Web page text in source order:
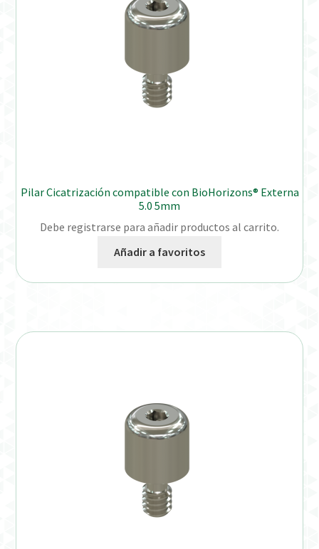
Pilar Cicatrización compatible con BioHorizons® Externa
5.0 5mm
Debe registrarse para añadir productos al carrito.
Añadir a favoritos